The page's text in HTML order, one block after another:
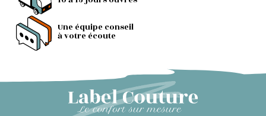
Une équipe conseil
à votre écoute